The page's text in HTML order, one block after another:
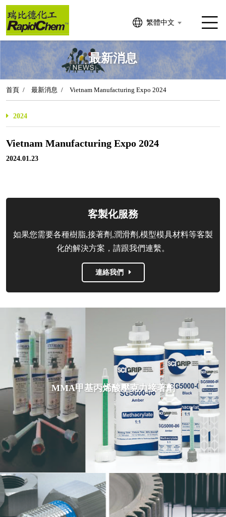
繁體中文
最新消息
首頁 最新消息 Vietnam Manufacturing Expo 2024
2024
Vietnam Manufacturing Expo 2024
2024.01.23
客製化服務
如果您需要各種樹脂,接著劑,潤滑劑,模型模具材料等客製
化的解決方案，請跟我們連繫。
連絡我們
MMA甲基丙烯酸壓克力接著劑